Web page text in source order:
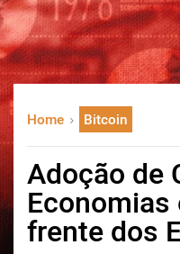
français
italiano
deutsch
中文
한국어
العربية
ไทย
Home Bitcoin
Adoção de
frente dos